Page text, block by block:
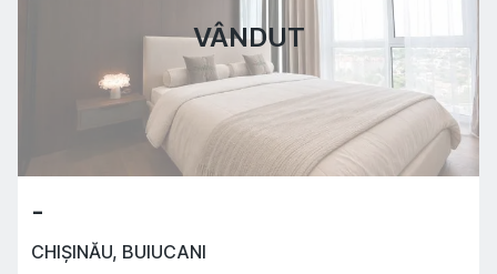
VÂNDUT
-
CHIȘINĂU, BUIUCANI